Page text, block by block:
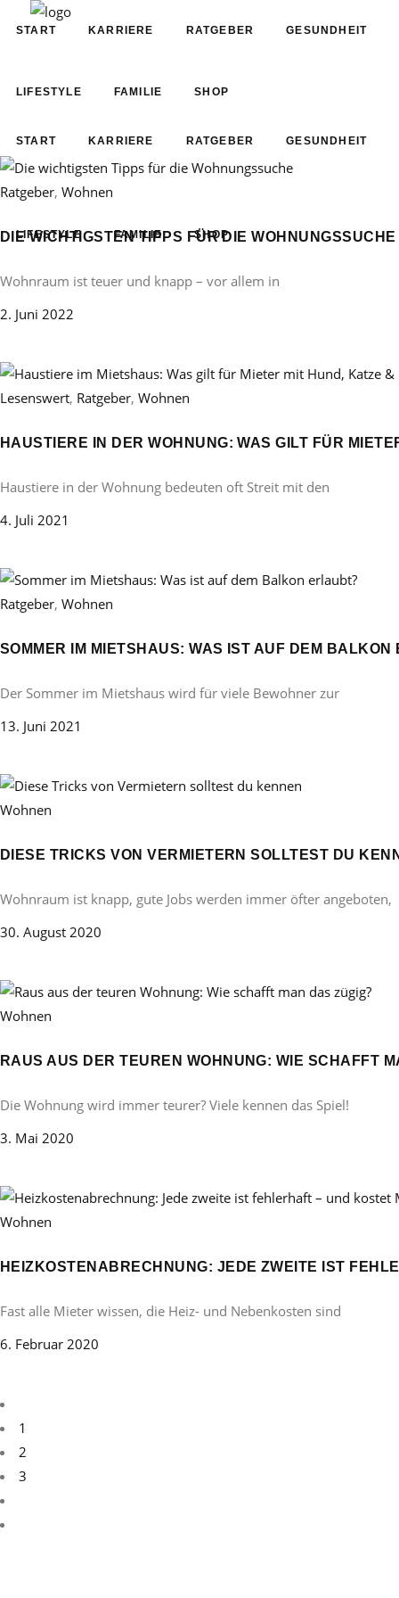
START KARRIERE RATGEBER GESUNDHEIT
LIFESTYLE FAMILIE SHOP
START KARRIERE RATGEBER GESUNDHEIT
LIFESTYLE FAMILIE SHOP
Ratgeber, Wohnen
DIE WICHTIGSTEN TIPPS FÜR DIE WOHNUNGSSUCHE
Wohnraum ist teuer und knapp – vor allem in
2. Juni 2022
Lesenswert, Ratgeber, Wohnen
HAUSTIERE IN DER WOHNUNG: WAS GILT FÜR
Haustiere in der Wohnung bedeuten oft Streit mit den
4. Juli 2021
Ratgeber, Wohnen
SOMMER IM MIETSHAUS: WAS IST AUF DEM
Der Sommer im Mietshaus wird für viele Bewohner zur
13. Juni 2021
Wohnen
DIESE TRICKS VON VERMIETERN SOLLTEST DU
Wohnraum ist knapp, gute Jobs werden immer öfter angeboten,
30. August 2020
Wohnen
RAUS AUS DER TEUREN WOHNUNG: WIE SCHAFFT
Die Wohnung wird immer teurer? Viele kennen das Spiel!
3. Mai 2020
Wohnen
HEIZKOSTENABRECHNUNG: JEDE ZWEITE IST
Fast alle Mieter wissen, die Heiz- und Nebenkosten sind
6. Februar 2020
1
2
3